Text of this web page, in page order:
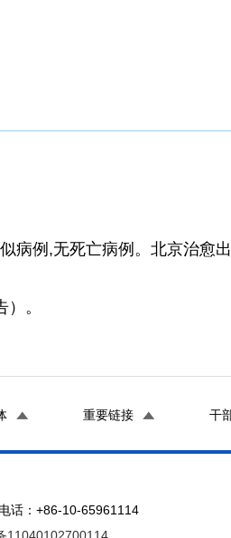
例,无死亡病例。北京治愈出
。
重要链接 干
话：+86-10-65961114